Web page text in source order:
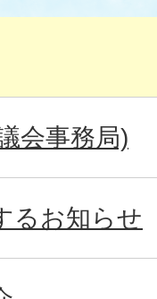
会事務局)
るお知らせ